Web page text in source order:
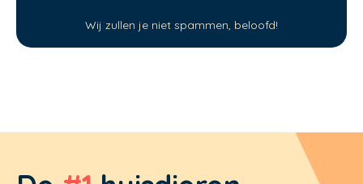
Wij zullen je niet spammen, beloofd!